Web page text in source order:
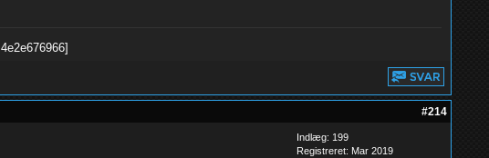
#214
Indlæg: 199
Registreret: Mar 2019